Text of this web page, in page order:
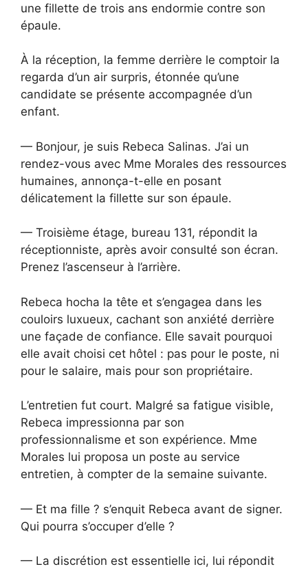
une fillette de trois ans endormie contre son
épaule.
À la réception, la femme derrière le comptoir la
regarda d’un air surpris, étonnée qu’une
candidate se présente accompagnée d’un
enfant.
— Bonjour, je suis Rebeca Salinas. J’ai un
rendez-vous avec Mme Morales des ressources
humaines, annonça-t-elle en posant
délicatement la fillette sur son épaule.
— Troisième étage, bureau 131, répondit la
réceptionniste, après avoir consulté son écran.
Prenez l’ascenseur à l’arrière.
Rebeca hocha la tête et s’engagea dans les
couloirs luxueux, cachant son anxiété derrière
une façade de confiance. Elle savait pourquoi
elle avait choisi cet hôtel : pas pour le poste, ni
pour le salaire, mais pour son propriétaire.
L’entretien fut court. Malgré sa fatigue visible,
Rebeca impressionna par son
professionnalisme et son expérience. Mme
Morales lui proposa un poste au service
entretien, à compter de la semaine suivante.
— Et ma fille ? s’enquit Rebeca avant de signer.
Qui pourra s’occuper d’elle ?
— La discrétion est essentielle ici, lui répondit